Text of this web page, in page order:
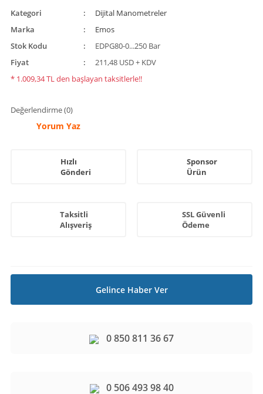
Kategori
Dijital Manometreler
Marka
Emos
Stok Kodu
EDPG80-0...250 Bar
Fiyat
211,48 USD + KDV
* 1.009,34 TL den başlayan taksitlerle!!
Değerlendirme (0)
Yorum Yaz
Hızlı
Gönderi
Sponsor
Ürün
Taksitli
Alışveriş
SSL Güvenli
Ödeme
Gelince Haber Ver
0 850 811 36 67
0 506 493 98 40